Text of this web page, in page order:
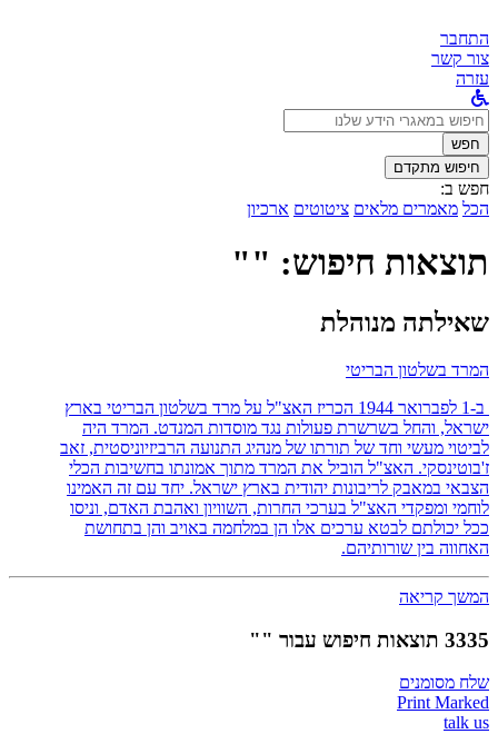
התחבר
צור קשר
עזרה
לחפש
ב:חפש
חיפוש מתקדם
חפש ב:
הכל מאמרים מלאים ציטוטים ארכיון
תוצאות חיפוש: ""
שאילתה מנוהלת
המרד בשלטון הבריטי
ב-1 לפברואר 1944 הכריז האצ"ל על מרד בשלטון הבריטי בארץ
ישראל, והחל בשרשרת פעולות נגד מוסדות המנדט. המרד היה
לביטוי מעשי וחד של תורתו של מנהיג התנועה הרביזיוניסטית, זאב
ז'בוטינסקי. האצ"ל הוביל את המרד מתוך אמונתו בחשיבות הכלי
הצבאי במאבק לריבונות יהודית בארץ ישראל. יחד עם זה האמינו
לוחמי ומפקדי האצ"ל בערכי החרות, השוויון ואהבת האדם, וניסו
ככל יכולתם לבטא ערכים אלו הן במלחמה באויב והן בתחושת
האחווה בין שורותיהם.
המשך קריאה
3335 תוצאות חיפוש עבור ""
שלח מסומנים
Print Marked
talk us